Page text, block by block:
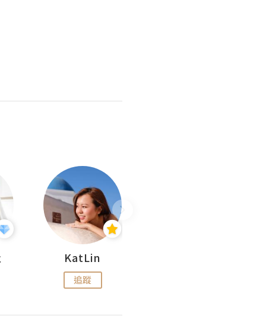
KatLin
追蹤